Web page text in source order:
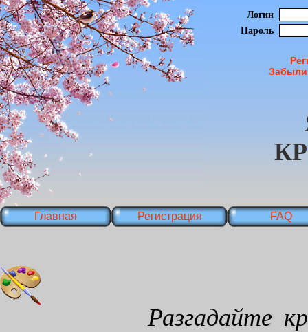
Логин
Пароль
Главная Регистрация FAQ
Разгадайте